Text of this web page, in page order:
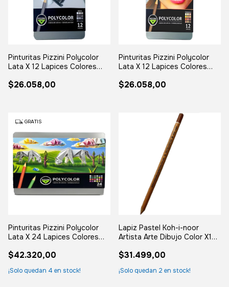
Pinturitas Pizzini Polycolor
Lata X 12 Lapices Colores
$26.058,00
Pinturitas Pizzini Polycolor
Lata X 12 Lapices Colores
$26.058,00
GRATIS
Pinturitas Pizzini Polycolor
Lata X 24 Lapices Colores
$42.320,00
¡Solo quedan 4 en stock!
Lapiz Pastel Koh-i-noor
Artista Arte Dibujo Color X12
$31.499,00
¡Solo quedan 2 en stock!